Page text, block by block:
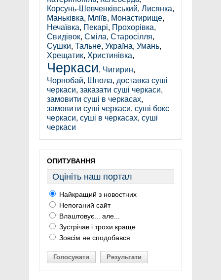
Корсунь-Шевченківський, Лисянка,
Маньківка, Мліїв, Монастирище,
Нечаївка, Пекарі, Прохорівка,
Свидівок, Сміла, Старосілля,
Сушки, Тальне, Україна, Умань,
Хрещатик, Христинівка,
Черкаси, Чигирин,
Чорнобай, Шпола, доставка суші
черкаси, заказати суші черкаси,
замовити суші в черкасах,
замовити суші черкаси, суші бокс
черкаси, суші в черкасах, суші
черкаси
ОПИТУВАННЯ
Оцініть наш портал
Найкращий з новостних
Непоганий сайт
Влаштовує... але...
Зустрічав і трохи краще
Зовсім не сподобався
Голосувати Результати